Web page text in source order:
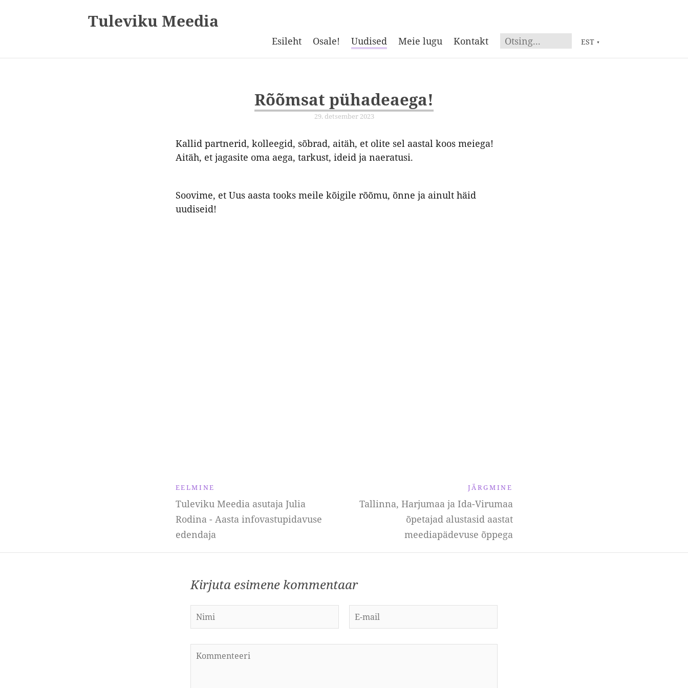
Tuleviku Meedia
Esileht Osale! Uudised Meie lugu Kontakt EST ▼
Rõõmsat pühadeaega!
29. detsember 2023
Kallid partnerid, kolleegid, sõbrad, aitäh, et olite sel aastal koos meiega!
Aitäh, et jagasite oma aega, tarkust, ideid ja naeratusi.
Soovime, et Uus aasta tooks meile kõigile rõõmu, õnne ja ainult häid
uudiseid!
EELMINE
Tuleviku Meedia asutaja Julia
Rodina - Aasta infovastupidavuse
edendaja
JÄRGMINE
Tallinna, Harjumaa ja Ida-Virumaa
õpetajad alustasid aastat
meediapädevuse õppega
Kirjuta esimene kommentaar